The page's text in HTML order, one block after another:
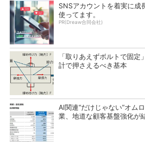
SNSアカウントを着実に成
使ってます。
PR(Dreaw合同会社)
「取りあえずボルトで固
計で押さえるべき基本
AI関連“だけじゃない”オム
業、地道な顧客基盤強化が